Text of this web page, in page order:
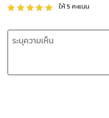
ให้5 คะแนน